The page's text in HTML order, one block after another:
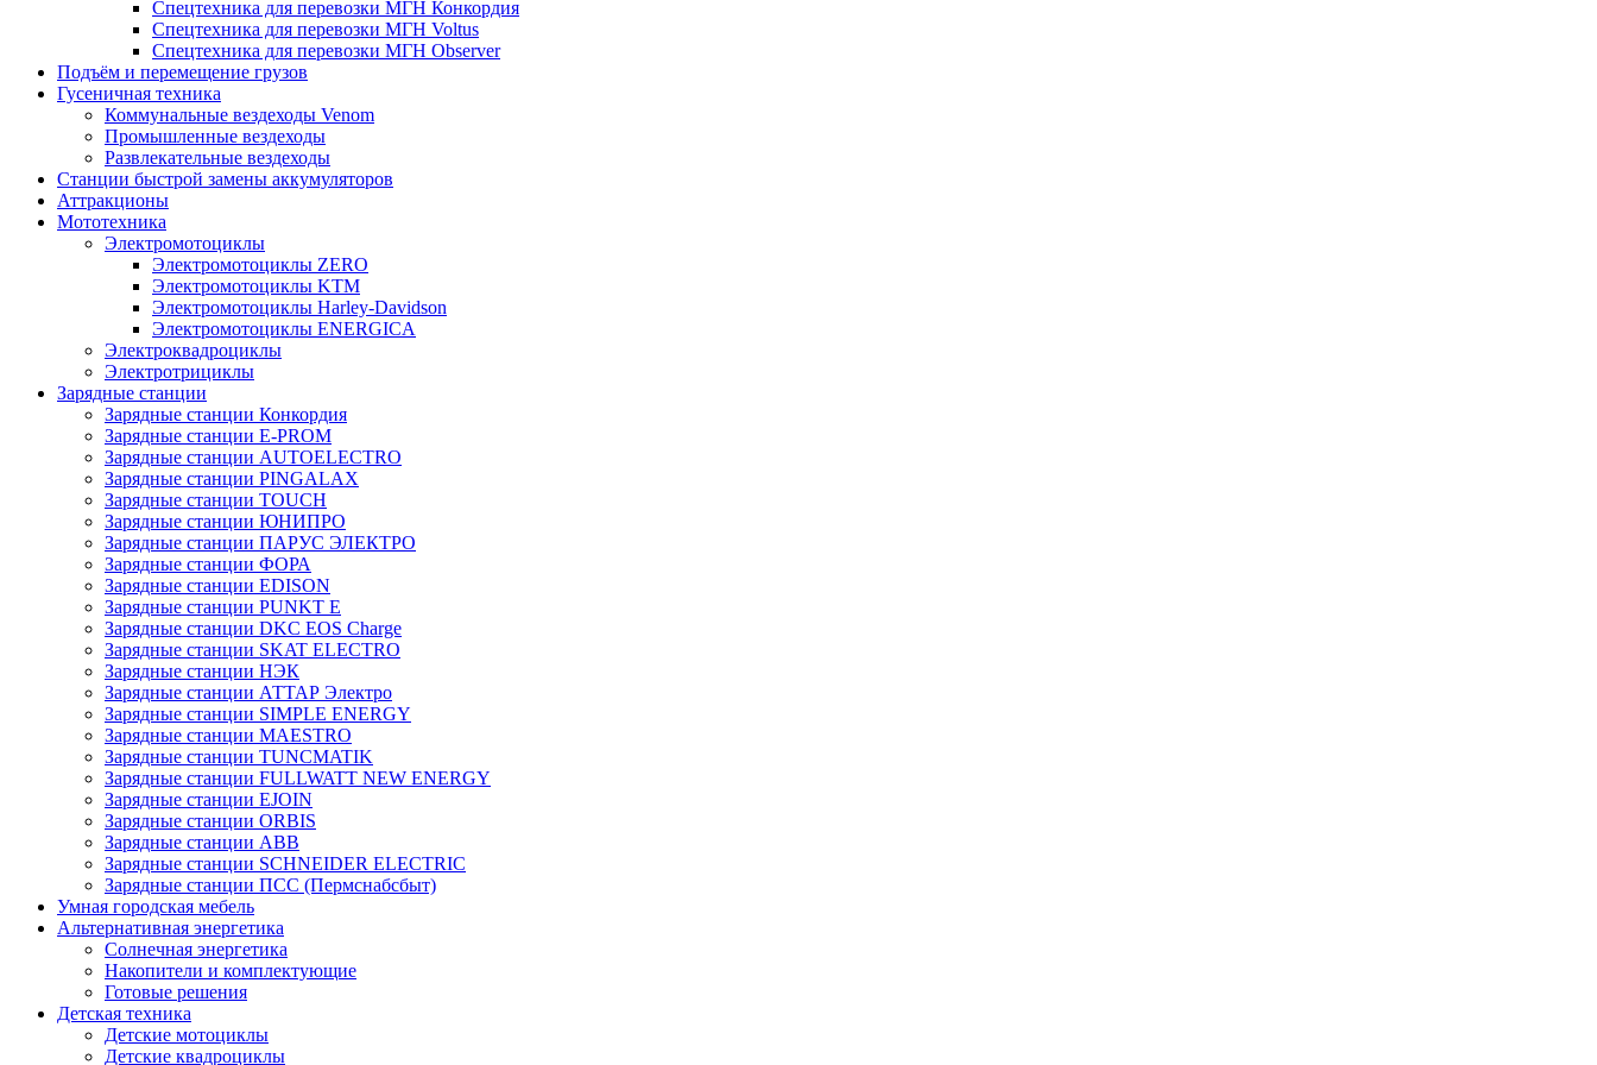
Спецтехника для перевозки МГН Конкордия
Спецтехника для перевозки МГН Voltus
Спецтехника для перевозки МГН Observer
Подъём и перемещение грузов
Гусеничная техника
Коммунальные вездеходы Venom
Промышленные вездеходы
Развлекательные вездеходы
Станции быстрой замены аккумуляторов
Аттракционы
Мототехника
Электромотоциклы
Электромотоциклы ZERO
Электромотоциклы KTM
Электромотоциклы Harley-Davidson
Электромотоциклы ENERGICA
Электроквадроциклы
Электротрициклы
Зарядные станции
Зарядные станции Конкордия
Зарядные станции E-PROM
Зарядные станции AUTOELECTRO
Зарядные станции PINGALAX
Зарядные станции TOUCH
Зарядные станции ЮНИПРО
Зарядные станции ПАРУС ЭЛЕКТРО
Зарядные станции ФОРА
Зарядные станции EDISON
Зарядные станции PUNKT E
Зарядные станции DKC EOS Charge
Зарядные станции SKAT ELECTRO
Зарядные станции НЭК
Зарядные станции АТТАР Электро
Зарядные станции SIMPLE ENERGY
Зарядные станции MAESTRO
Зарядные станции TUNCMATIK
Зарядные станции FULLWATT NEW ENERGY
Зарядные станции EJOIN
Зарядные станции ORBIS
Зарядные станции ABB
Зарядные станции SCHNEIDER ELECTRIC
Зарядные станции ПСС (Пермснабсбыт)
Умная городская мебель
Альтернативная энергетика
Солнечная энергетика
Накопители и комплектующие
Готовые решения
Детская техника
Детские мотоциклы
Детские квадроциклы